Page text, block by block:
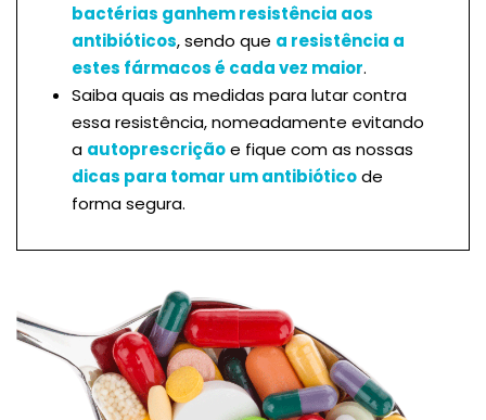
bactérias ganhem resistência aos
antibióticos, sendo que a resistência a
estes fármacos é cada vez maior.
Saiba quais as medidas para lutar contra
essa resistência, nomeadamente evitando
a autoprescriçãoe fique com as nossas
dicas para tomar um antibióticode
forma segura.